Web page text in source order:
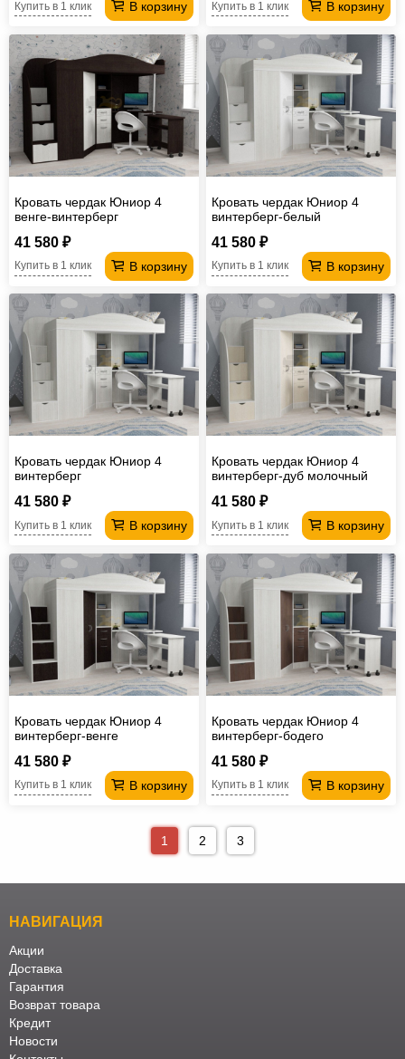
В корзину
Купить в 1 клик В корзину
Купить в 1 клик
Кровать чердак Юниор 4
венге-винтерберг
41 580 ₽
В корзину
Купить в 1 клик
Кровать чердак Юниор 4
винтерберг-белый
41 580 ₽
В корзину
Купить в 1 клик
Кровать чердак Юниор 4
винтерберг
41 580 ₽
В корзину
Купить в 1 клик
Кровать чердак Юниор 4
винтерберг-дуб молочный
41 580 ₽
В корзину
Купить в 1 клик
Кровать чердак Юниор 4
винтерберг-венге
41 580 ₽
В корзину
Купить в 1 клик
Кровать чердак Юниор 4
винтерберг-бодего
41 580 ₽
В корзину
Купить в 1 клик
1 2 3
НАВИГАЦИЯ
Акции
Доставка
Гарантия
Возврат товара
Кредит
Новости